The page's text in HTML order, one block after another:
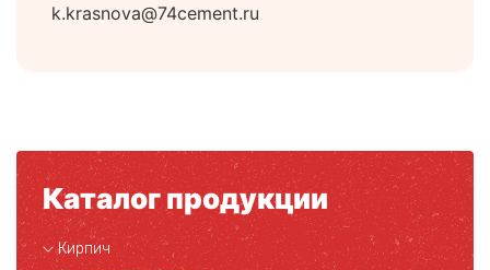
k.krasnova@74cement.ru
Каталог продукции
Кирпич